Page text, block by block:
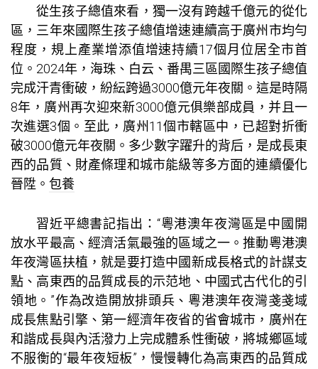
從生孩子總值來看，獨一沒有跨越千億元的從化
區，三年來國際生孩子總值增速連續高于廣州市均勻
程度，規上產業增添值增速持續17個月位居全市首
位。2024年，海珠、白云、番禺三區國際生孩子總值
完成汗青衝破，紛紜跨過3000億元年夜關。這是時隔
8年，廣州再次迎來新3000億元俱樂部成員，并且一
次進選3個。至此，廣州11個市轄區中，已超對折衝
破3000億元年夜關。多少數字躍升的背后，是成長東
西的品質、財產條理和城市能級等多方面的連續優化
晉陞。 包養
習近平總書記指出：“粵港澳年夜灣區是中國開
放水平最高、經濟活氣最強的區域之一。推動粵港澳
年夜灣區扶植，就是要打造中國新成長格式的計謀支
點、高東西的品質成長的示范地、中國式古代化的引
領地。”作為改造開放排頭兵、粵港澳年夜灣戔戔域
成長焦點引擎、第一經濟年夜省的省會城市，廣州在
和諧成長與內活潑力上完成體系性衝破，將城鄉區域
不服衡的“最年夜短板”，慢慢轉化為高東西的品質成